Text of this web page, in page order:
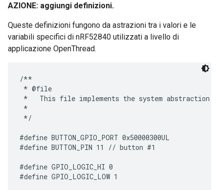
AZIONE: aggiungi definizioni.
Queste definizioni fungono da astrazioni tra i valori e le
variabili specifici di nRF52840 utilizzati a livello di
applicazione OpenThread.
/**
* @file
*   This file implements the system abstraction for
*
*/
#define BUTTON_GPIO_PORT 0x50000300UL
#define BUTTON_PIN 11 // button #1
#define GPIO_LOGIC_HI 0
#define GPIO_LOGIC_LOW 1